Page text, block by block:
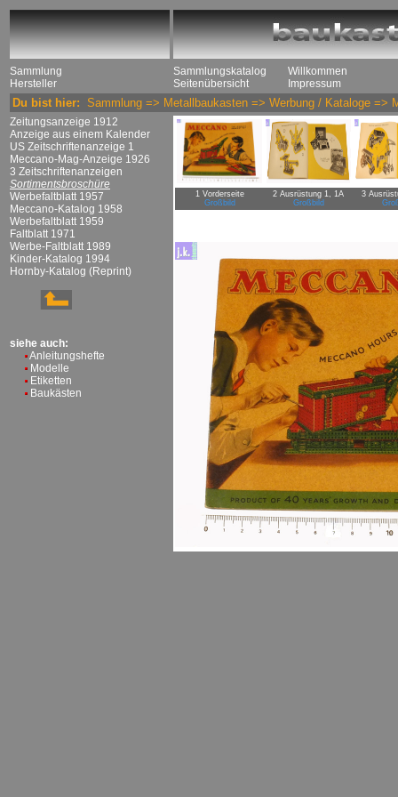
Sammlung
Hersteller
Sammlungskatalog
Seitenübersicht
Willkommen
Impressum
Du bist hier: Sammlung => Metallbaukasten => Werbung / Kataloge =>
Zeitungsanzeige 1912
Anzeige aus einem Kalender
US Zeitschriftenanzeige 1
Meccano-Mag-Anzeige 1926
3 Zeitschriftenanzeigen
Sortimentsbroschüre
Werbefaltblatt 1957
Meccano-Katalog 1958
Werbefaltblatt 1959
Faltblatt 1971
Werbe-Faltblatt 1989
Kinder-Katalog 1994
Hornby-Katalog (Reprint)
siehe auch:
Anleitungshefte
Modelle
Etiketten
Baukästen
1 Vorderseite
Großbild
2 Ausrüstung 1, 1A
Großbild
3